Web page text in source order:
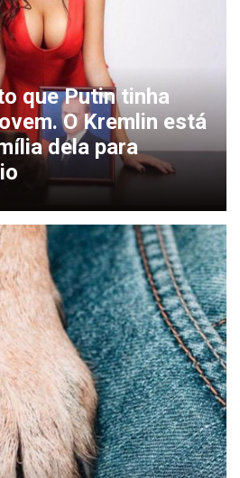
que Putin tinha
O Kremlin está
dela para